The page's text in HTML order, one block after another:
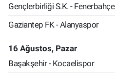
Gençlerbirliği S.K. - Fenerbahçe
Gaziantep FK - Alanyaspor
16 Ağustos, Pazar
Başakşehir - Kocaelispor